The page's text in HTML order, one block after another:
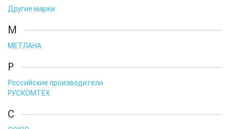
Другие марки
М
МЕТЛАНА
Р
Российские производители
РУСКОМТЕХ
С